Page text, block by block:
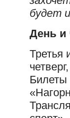
будет
День и
Третья
Билеты